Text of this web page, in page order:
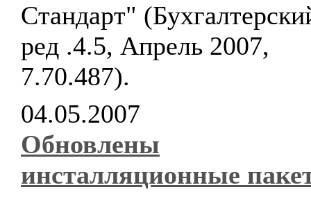
Стандарт"
ред .4.5, Апрель 2007,
7.70.487).
04.05.2007
Обновлены
инсталляционные